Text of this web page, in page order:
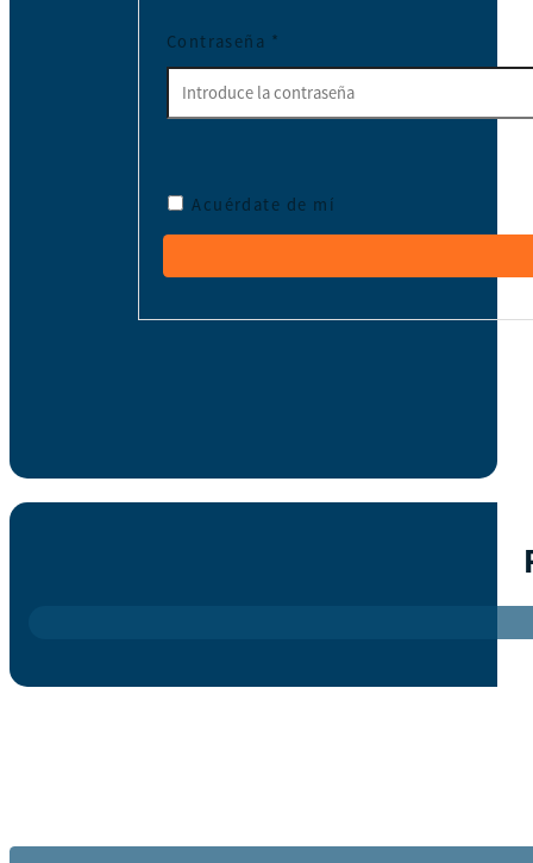
Contraseña *
Acuérdate de mí